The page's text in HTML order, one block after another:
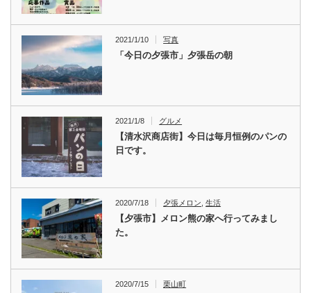
2021/1/10 写真
「今日の夕張市」夕張岳の朝
2021/1/8 グルメ
【清水沢商店街】今日は毎月恒例のパンの
日です。
2020/7/18 夕張メロン ,生活
【夕張市】メロン熊の家へ行ってみまし
た。
2020/7/15 栗山町